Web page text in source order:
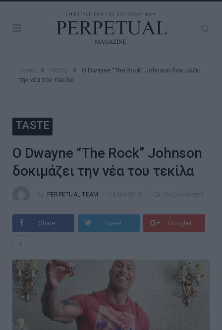
» »
Ο Dwayne “The Rock” Johnson δοκιμάζει
την νέα του τεκίλα
TASTE
Ο Dwayne “The Rock” Johnson
δοκιμάζει την νέα του τεκίλα
PERPETUAL TEAM
Share Tweet Google+